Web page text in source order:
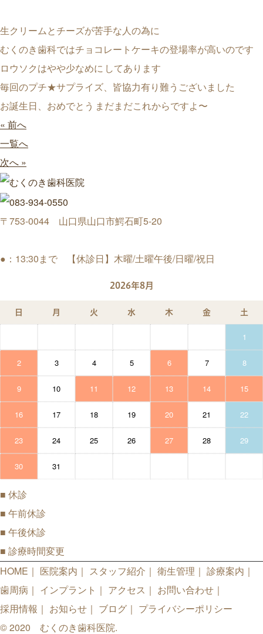
生クリームとチーズが苦手な人の為に
むくのき歯科ではチョコレートケーキの登場率が高いのです
ロウソクはやや少なめに してあります
毎回のプチ★サプライズ、皆協力有り難うございました
お誕生日、おめでとう まだまだこれからですよ〜
« 前へ
一覧へ
次へ »
〒753-0044 山口県山口市鰐石町5-20
●：13:30まで 【休診日】木曜/土曜午後/日曜/祝日
2026年8月
日 月 火 水 木 金 土
1
2 3 4 5 6 7 8
9 10 11 12 13 14 15
16 17 18 19 20 21 22
23 24 25 26 27 28 29
30 31
■ 休診
■ 午前休診
■ 午後休診
■ 診療時間変更
HOME
医院案内 スタッフ紹介 衛生管理
診療案内
歯周病
インプラント アクセス
お問い合わせ
採用情報
お知らせ ブログ
プライバシーポリシー
© 2020 むくのき歯科医院.